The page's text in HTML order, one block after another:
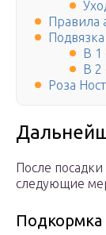
Правила
В 1
В 2
Роза
После
следующие
Подкормка